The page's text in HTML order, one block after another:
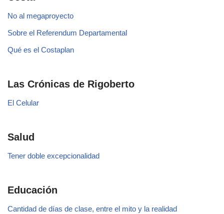
No al megaproyecto
Sobre el Referendum Departamental
Qué es el Costaplan
Las Crónicas de Rigoberto
El Celular
Salud
Tener doble excepcionalidad
Educación
Cantidad de días de clase, entre el mito y la realidad